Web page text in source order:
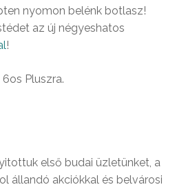
nyomon belénk botlasz!
az új négyeshatos
!
Pluszra.
első budai üzletünket, a
állandó akciókkal és belvárosi